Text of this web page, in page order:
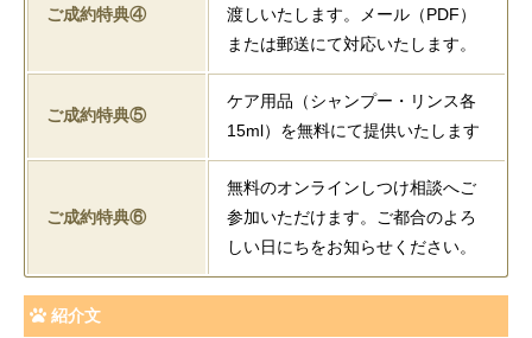
ご成約特典④
渡しいたします。メール（PDF）
または郵送にて対応いたします。
ご成約特典⑤
ケア用品（シャンプー・リンス各
15ml）を無料にて提供いたします
ご成約特典⑥
無料のオンラインしつけ相談へご
参加いただけます。ご都合のよろ
しい日にちをお知らせください。
紹介文